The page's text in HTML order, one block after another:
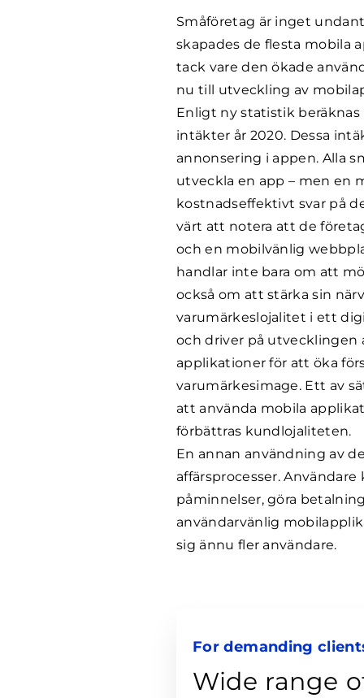
Småföretag är inget
skapades de flesta mobila
tack vare den ökade
nu till utveckling av
Enligt ny statistik beräknas
intäkter år 2020. Dessa
annonsering i appen. Alla
utveckla en app – men en
kostnadseffektivt svar på
värt att notera att de
och en mobilvänlig
handlar inte bara om att
också om att stärka sin
varumärkeslojalitet i ett
och driver på utvecklingen
applikationer för att öka
varumärkesimage. Ett av
att använda mobila
förbättras kundlojaliteten.
En annan användning av
affärsprocesser.
påminnelser, göra
användarvänlig
sig ännu fler användare.
For demanding
Wide range